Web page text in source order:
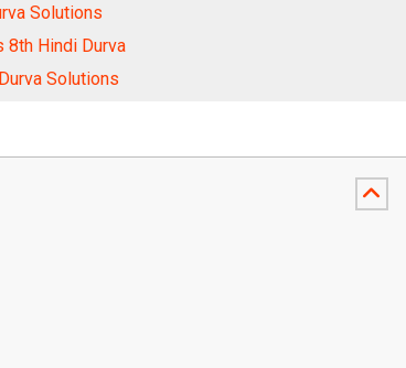
Solutions
8th Hindi Durva
Solutions